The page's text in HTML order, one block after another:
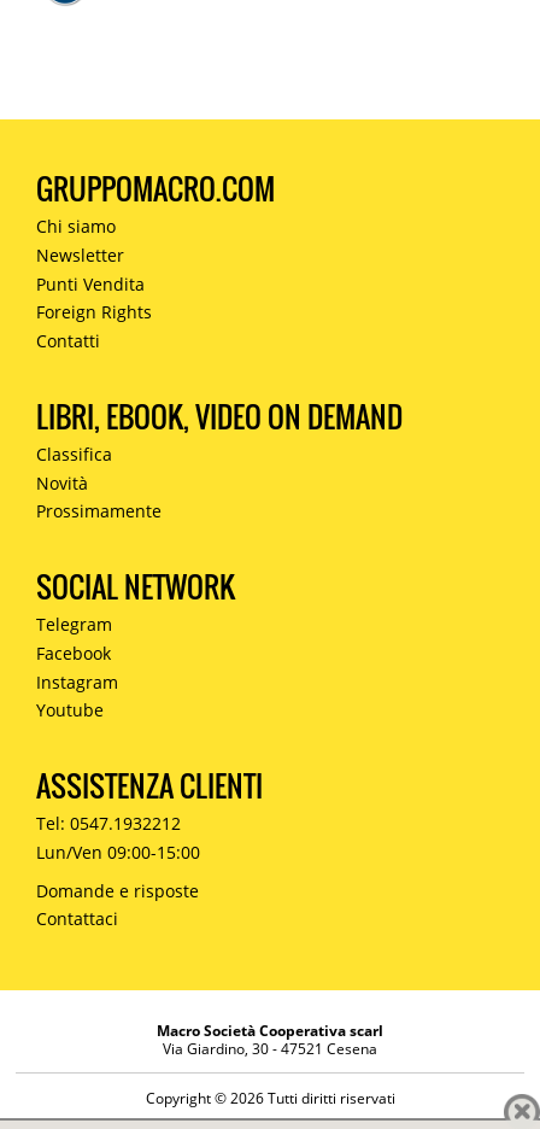
GRUPPOMACRO.COM
Chi siamo
Newsletter
Punti Vendita
Foreign Rights
Contatti
LIBRI, EBOOK, VIDEO ON DEMAND
Classifica
Novità
Prossimamente
SOCIAL NETWORK
Telegram
Facebook
Instagram
Youtube
ASSISTENZA CLIENTI
Tel: 0547.1932212
Lun/Ven 09:00-15:00
Domande e risposte
Contattaci
Macro Società Cooperativa scarl
Via Giardino, 30 - 47521 Cesena
Copyright © 2026 Tutti diritti riservati